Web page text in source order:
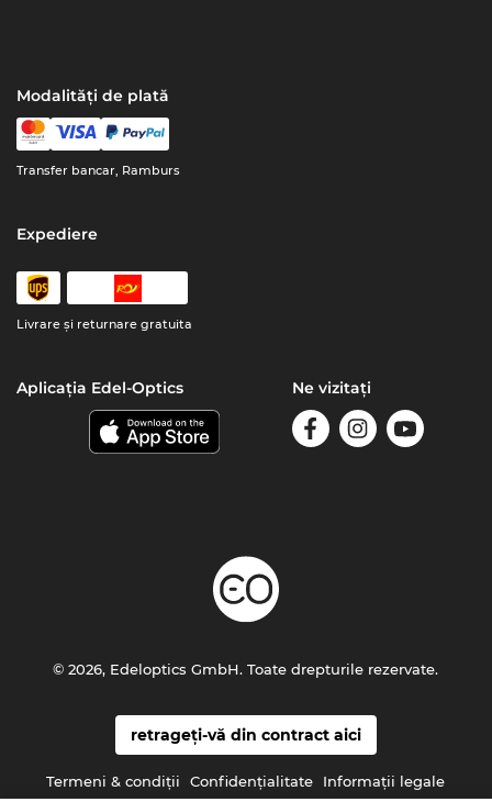
Modalități de plată
Transfer bancar, Ramburs
Expediere
Livrare şi returnare gratuita
Aplicația Edel-Optics Ne vizitați
retrageți-vă din contract aici
Termeni & condiţii Confidenţialitate Informaţii legale
© 2026, Edeloptics GmbH. Toate drepturile rezervate.